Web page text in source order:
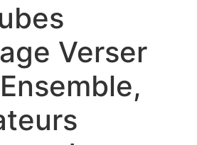
Verser